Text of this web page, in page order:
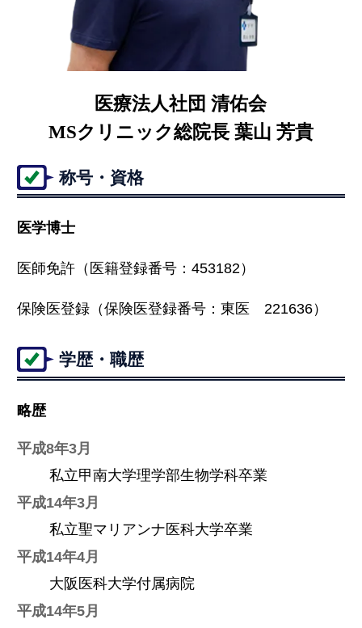
医療法人社団 清佑会
MSクリニック総院長 葉山 芳貴
称号・資格
医学博士
医師免許（医籍登録番号：453182）
保険医登録（保険医登録番号：東医 221636）
学歴・職歴
略歴
平成8年3月
私立甲南大学理学部生物学科卒業
平成14年3月
私立聖マリアンナ医科大学卒業
平成14年4月
大阪医科大学付属病院
平成14年5月